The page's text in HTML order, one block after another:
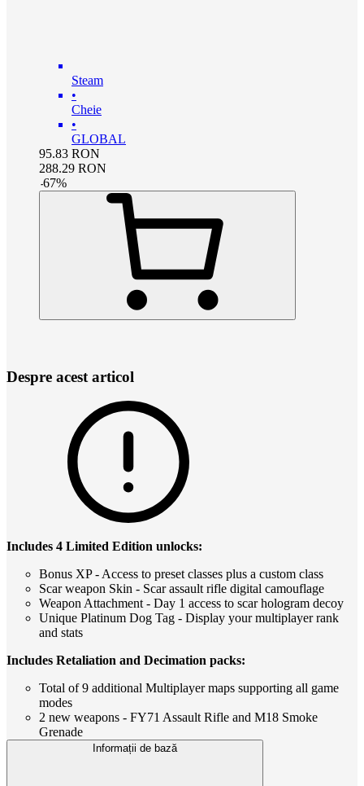
Steam
•
Cheie
•
GLOBAL
95.83 RON
288.29 RON
-67%
Despre acest articol
Includes 4 Limited Edition unlocks:
Bonus XP - Access to preset classes plus a custom class
Scar weapon Skin - Scar assault rifle digital camouflage
Weapon Attachment - Day 1 access to scar hologram decoy
Unique Platinum Dog Tag - Display your multiplayer rank
and stats
Includes Retaliation and Decimation packs:
Total of 9 additional Multiplayer maps supporting all game
modes
2 new weapons - FY71 Assault Rifle and M18 Smoke
Grenade
Informații de bază